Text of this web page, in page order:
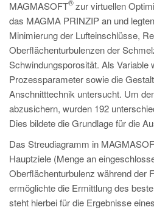
MAGMASOFT
®zur virtuellen
das MAGMA PRINZIP an und
Minimierung der Lufteinschlüsse,
Oberflächenturbulenzen der
Schwindungsporosität. Als Variable
Prozessparameter sowie die
Anschnitttechnik untersucht. Um
abzusichern, wurden 192
Dies bildete die Grundlage für die
Das Streudiagramm in
Hauptziele (Menge an
Oberflächenturbulenz während der
ermöglichte die Ermittlung des
steht hierbei für die Ergebnisse